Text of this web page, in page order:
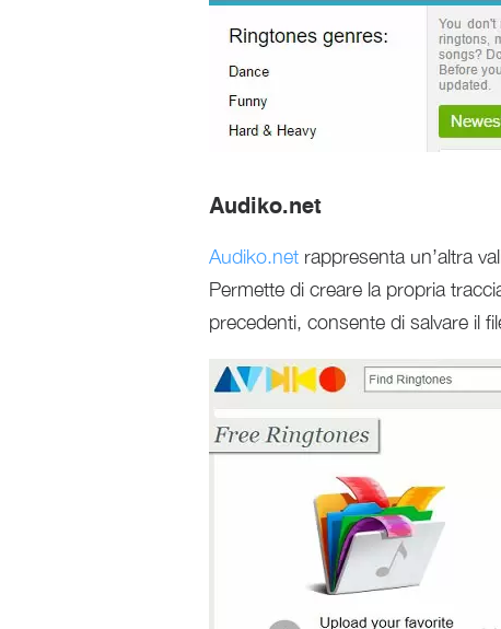
Audiko.net
Audiko.net rappresenta un’altra
Permette di creare la propria
precedenti, consente di salvare il